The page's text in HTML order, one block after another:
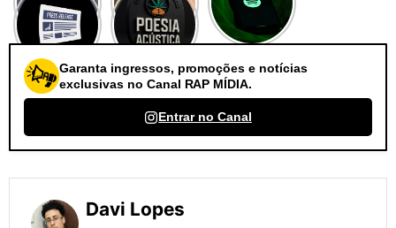
Garanta ingressos, promoções e notícias
exclusivas no Canal RAP MÍDIA.
Entrar no Canal
Davi Lopes